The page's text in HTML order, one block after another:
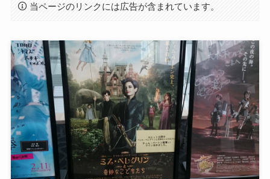
当ページのリンクには広告が含まれています。